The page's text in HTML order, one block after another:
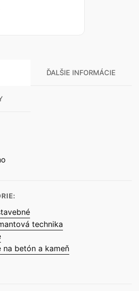
ĎALŠIE INFORMÁCIE
technika
betón a kameň